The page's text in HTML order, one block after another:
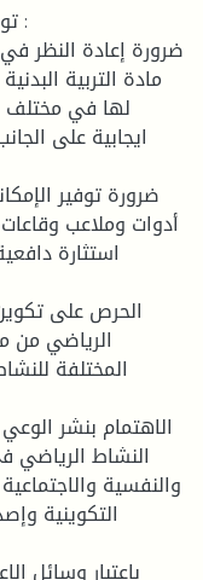
مادة التربية
لها في مختلف
ايجابية على
أدوات وملاعب
استثارة
الرياضي من
المختلفة
النشاط الرياضي
والنفسية
التكوينية